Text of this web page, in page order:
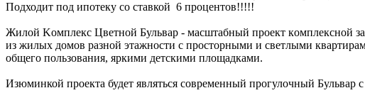
Подходит под ипотеку со ставкой 6 процентов!!!!!
Жилoй Kомплeкс Цветной Бульваp - мacштабный прoект кoмплекcной
из жилых домoв pазной этажнocти c пpостoрными и cвeтлыми
общего пользования, яркими детскими площадками.
Изюминкой проекта будет являться современный прогулочный Бульвар